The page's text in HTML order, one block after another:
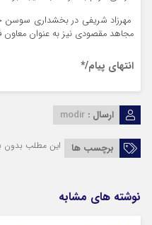
مهرزاد شریفی در بخشداری سوسن
مجاهد مقصودی نیز به عنوان معاون
انتهای پیام/*
ارسال : modir
برچسب ها این مطلب
نوشته های مشابه